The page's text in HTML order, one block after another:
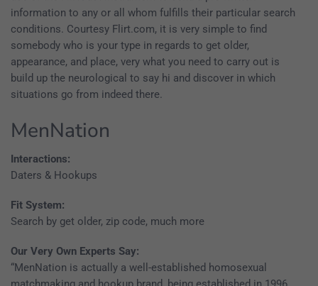
information to any or all whom fulfills their particular search
conditions. Courtesy Flirt.com, it is very simple to find
somebody who is your type in regards to get older,
appearance, and place, very what you need to carry out is
build up the neurological to say hi and discover in which
situations go from indeed there.
MenNation
Interactions:
Daters & Hookups
Fit System:
Search by get older, zip code, much more
Our Very Own Experts Say:
“MenNation is actually a well-established homosexual